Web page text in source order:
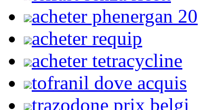
acheter phenergan 20
acheter requip
acheter tetracycline
tofranil dove acquis
trazodone prix belgi